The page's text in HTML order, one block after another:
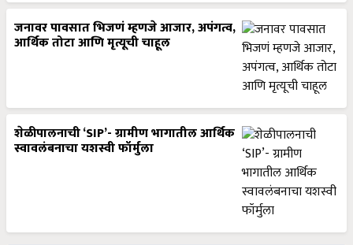
जनावर पावसात भिजणं म्हणजे आजार, अपंगत्व,
आर्थिक तोटा आणि मृत्यूची चाहूल
शेळीपालनाची ‘SIP’- ग्रामीण भागातील आर्थिक
स्वावलंबनाचा यशस्वी फॉर्मुला